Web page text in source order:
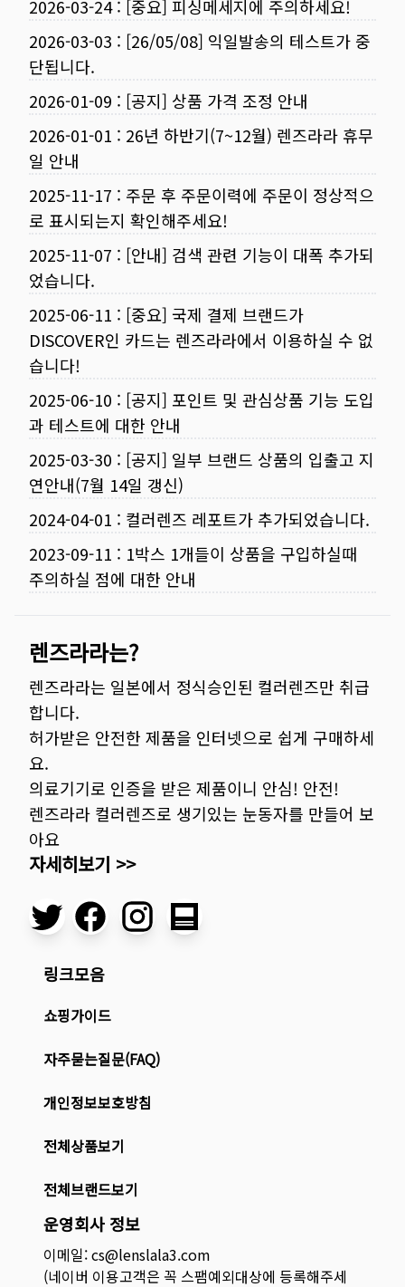
2026-03-24: [중요] 피싱메세지에 주의하세요!
2026-03-03 : [26/05/08] 익일발송의 테스트가 중
단됩니다.
2026-01-09 : [공지] 상품 가격 조정 안내
2026-01-01 : 26년 하반기(7~12월) 렌즈라라 휴무
일 안내
2025-11-17 : 주문 후 주문이력에 주문이 정상적으
로 표시되는지 확인해주세요!
2025-11-07 : [안내] 검색 관련 기능이 대폭 추가되
었습니다.
2025-06-11 : [중요] 국제 결제 브랜드가
DISCOVER인 카드는 렌즈라라에서 이용하실 수 없
습니다!
2025-06-10 : [공지] 포인트 및 관심상품 기능 도입
과 테스트에 대한 안내
2025-03-30 : [공지] 일부 브랜드 상품의 입출고 지
연안내(7월 14일 갱신)
2024-04-01 : 컬러렌즈 레포트가 추가되었습니다.
2023-09-11 : 1박스 1개들이 상품을 구입하실때
주의하실 점에 대한 안내
렌즈라라는?
렌즈라라는 일본에서 정식승인된 컬러렌즈만 취급
합니다.
허가받은 안전한 제품을 인터넷으로 쉽게 구매하세
요.
의료기기로 인증을 받은 제품이니 안심! 안전!
렌즈라라 컬러렌즈로 생기있는 눈동자를 만들어 보
아요
자세히보기 >>
링크모음
쇼핑가이드
자주묻는질문(FAQ)
개인정보보호방침
전체상품보기
전체브랜드보기
운영회사 정보
이메일: cs@lenslala3.com
(네이버 이용고객은 꼭 스팸예외대상에 등록해주세